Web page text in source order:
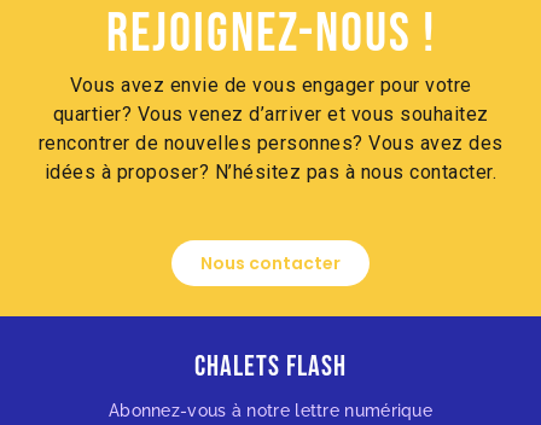
Rejoignez-nous !
Vous avez envie de vous engager pour votre
quartier? Vous venez d’arriver et vous souhaitez
rencontrer de nouvelles personnes? Vous avez des
idées à proposer? N’hésitez pas à nous contacter.
Nous contacter
Chalets Flash
Abonnez-vous à notre lettre numérique